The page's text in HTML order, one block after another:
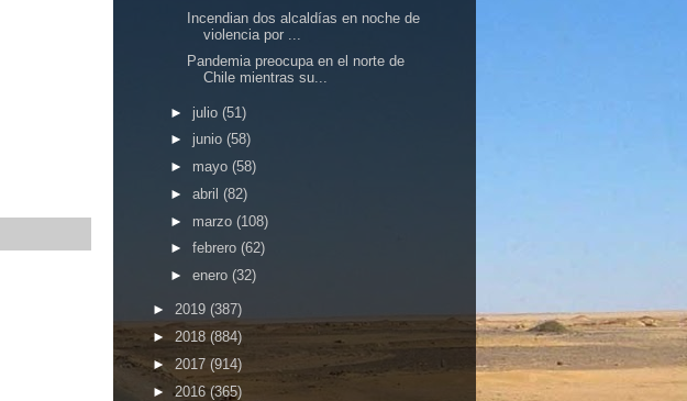
Incendian dos alcaldías en noche de
violencia por ...
Pandemia preocupa en el norte de
Chile mientras su...
► julio (51)
► junio (58)
► mayo (58)
► abril (82)
► marzo (108)
► febrero (62)
► enero (32)
► 2019 (387)
► 2018 (884)
► 2017 (914)
►2016(365)